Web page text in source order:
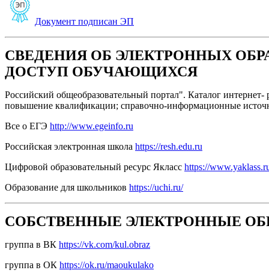
Документ подписан ЭП
СВЕДЕНИЯ ОБ ЭЛЕКТРОННЫХ
ДОСТУП ОБУЧАЮЩИХСЯ
Российский общеобразовательный портал". Каталог
повышение квалификации; справочно-информационные
Все о ЕГЭ http://www.egeinfo.ru
Российская электронная школа https://resh.edu.ru
Цифровой образовательный ресурс Якласс https://
Образование для школьников https://uchi.ru/
СОБСТВЕННЫЕ ЭЛЕКТРОННЫЕ
группа в ВК https://vk.com/kul.obraz
группа в ОК https://ok.ru/maoukulako